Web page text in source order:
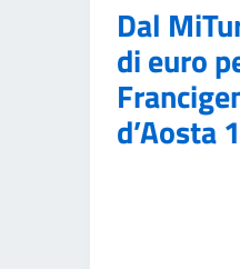
Dal
di euro